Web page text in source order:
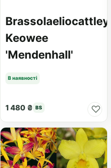
Brassolaeliocattleya
Keowee
'Mendenhall'
В наявності
1 480 ₴ BS ♡